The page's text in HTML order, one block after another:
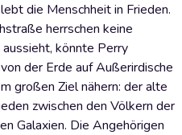
die Menschheit in Frieden.
herrschen keine
könnte Perry
der Erde auf Außerirdische
großen Ziel nähern: der alte
zwischen den Völkern der
Galaxien. Die Angehörigen